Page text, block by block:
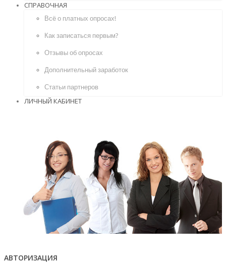
СПРАВОЧНАЯ
Всё о платных опросах!
Как записаться первым?
Отзывы об опросах
Дополнительный заработок
Статьи партнеров
ЛИЧНЫЙ КАБИНЕТ
АВТОРИЗАЦИЯ